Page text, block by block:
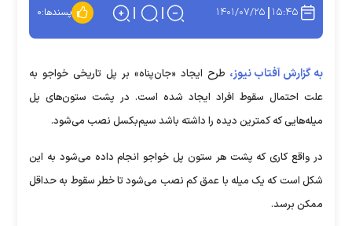
۱۵:۴۵ ۱۴۰۱/۰۷/۲۵ پسندها:۰
به گزارش آفتاب نیوز، طرح ایجاد «جان‌پناه» بر پل تاریخی خواجو به
علت احتمال سقوط افراد ایجاد شده است. در پشت ستون‌های پل
میله‌هایی که کمترین دیده را داشته باشد سیم‌بکسل نصب می‌شود.
در واقع کاری که پشت هر ستون پل خواجو انجام داده می‌شود به این
شکل است که یک میله با عمق کم نصب می‌شود تا خطر سقوط به حداقل
ممکن برسد.